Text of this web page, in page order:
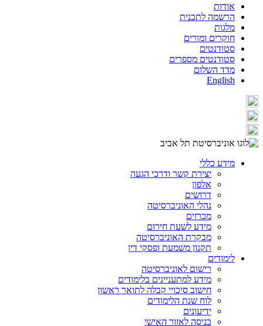
אודות
הרשמה לתכנית
מלגות
חוקרים ומורים
סטודנטים
סטודנטים מספרים
מדד השלום
English
מידע כללי
יצירת קשר ודרכי הגעה
אלפון
דרושים
נהלי האוניברסיטה
מכרזים
מידע לשעת חירום
מבקרת האוניברסיטה
תקנון משמעת ופסקי דין
לימודים
רישום לאוניברסיטה
מידע למתעניינים בלימודים
חישוב סיכויי קבלה לתואר ראשון
לוח שנת הלימודים
ידיעונים
כניסה לאזור האישי